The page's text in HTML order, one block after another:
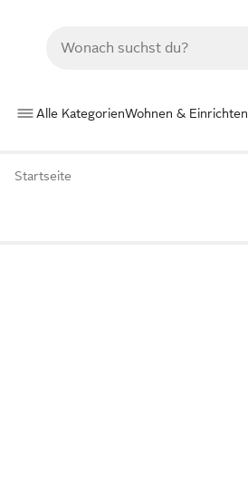
Alle KategorienWohnen & Einrichten
Startseite